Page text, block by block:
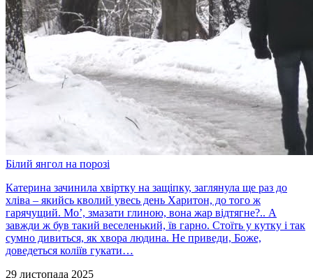
Білий янгол на порозі
Катерина зачинила хвіртку на защіпку, заглянула ще раз до
хліва – якийсь кволий увесь день Харитон, до того ж
гарячущий. Мо’, змазати глиною, вона жар відтягне?.. А
завжди ж був такий веселенький, їв гарно. Стоїть у кутку і так
сумно дивиться, як хвора людина. Не приведи, Боже,
доведеться коліїв гукати…
29 листопада 2025